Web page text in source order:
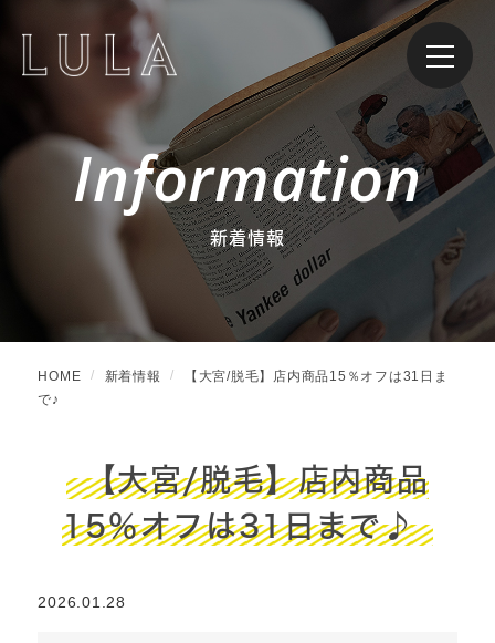
Information
新着情報
HOME 新着情報
【大宮/脱毛】店内商品15％オフは31日ま
で♪
【大宮/脱毛】店内商品
15％オフは31日まで♪
2026.01.28